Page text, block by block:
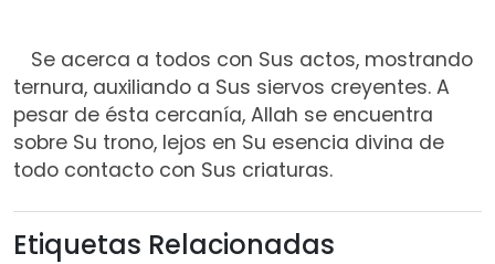
Se acerca a todos con Sus actos, mostrando
ternura, auxiliando a Sus siervos creyentes. A
pesar de ésta cercanía, Allah se encuentra
sobre Su trono, lejos en Su esencia divina de
todo contacto con Sus criaturas.
Etiquetas Relacionadas